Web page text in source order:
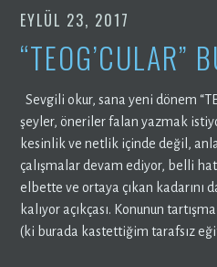
EYLÜL 23, 2017
“TEOG’CULAR”
Sevgili okur, sana yeni dönem
şeyler, öneriler falan yazmak
kesinlik ve netlik içinde değil,
çalışmalar devam ediyor, belli
elbette ve ortaya çıkan kadarını
kalıyor açıkçası. Konunun
(ki burada kastettiğim tarafsız